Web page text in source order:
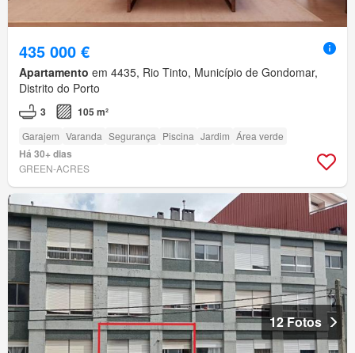
435 000 €
Apartamento em 4435, Rio Tinto, Município de Gondomar,
Distrito do Porto
3 105 m²
Garajem Varanda Segurança Piscina Jardim Área verde
Há 30+ dias
GREEN-ACRES
12 Fotos